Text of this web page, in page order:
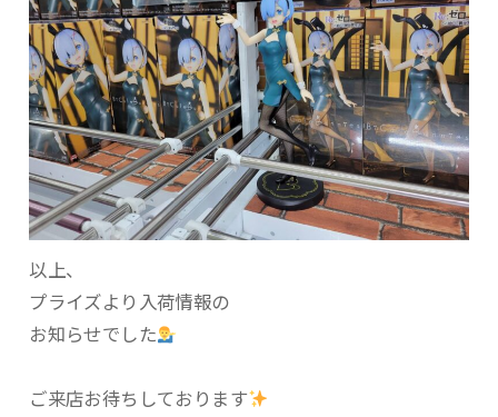
以上、
プライズより入荷情報の
お知らせでした
ご来店お待ちしております